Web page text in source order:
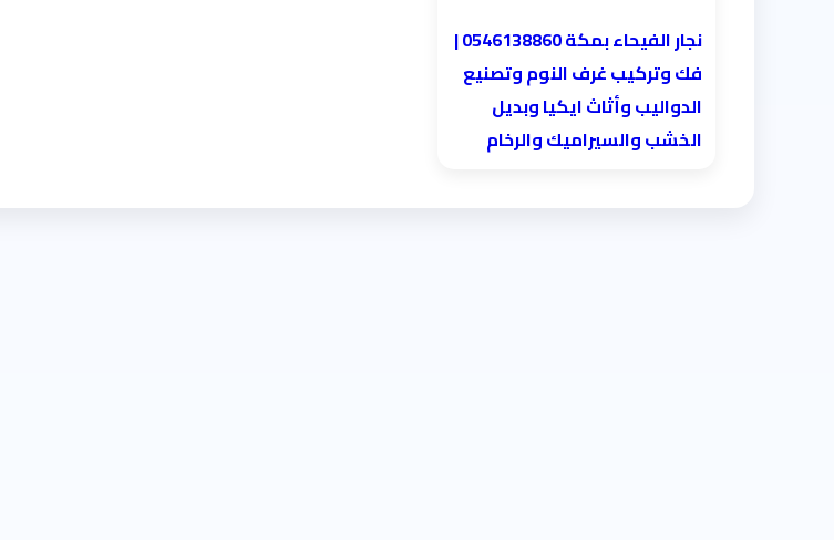
نجار الفيحاء بمكة 0546138860⁩ |
فك وتركيب غرف النوم وتصنيع
الدواليب وأثاث ايكيا وبديل
الخشب والسيراميك والرخام